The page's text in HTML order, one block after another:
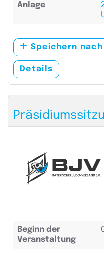
Anlage
Speichern nach
Details
Beginn der
Veranstaltung